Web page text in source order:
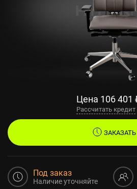
Цена 106 401
Рассчитать кредит
ЗАКАЗАТЬ
Под заказ
Наличие уточняйте